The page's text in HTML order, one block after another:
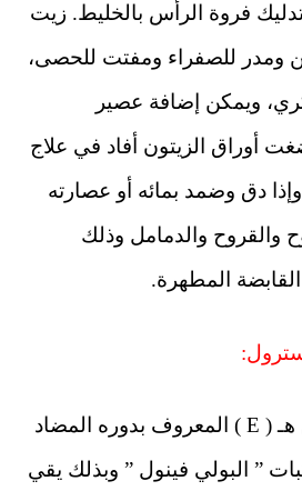
فروة الرأس بالخليط. زيت
ومدر للصفراء ومفتت للحصى،
ويمكن إضافة عصير
أوراق الزيتون أفاد في علاج
وإذا دق وضمد بمائه أو عصارته
والقروح والدمامل وذلك
القابضة المطهرة.
يحتوي على فيتامين هـ ( E ) المعروف بدوره المضاد
” البولي فينول ” وبذلك يقي